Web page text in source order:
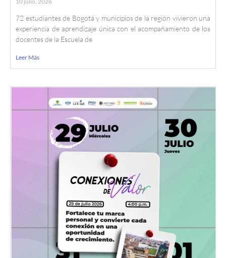
72 estudiantes de Bogotá y municipios de la región vivieron una
experiencia de aprendizaje única con el acompañamiento de los
docentes de la Escuela de
Leer Más